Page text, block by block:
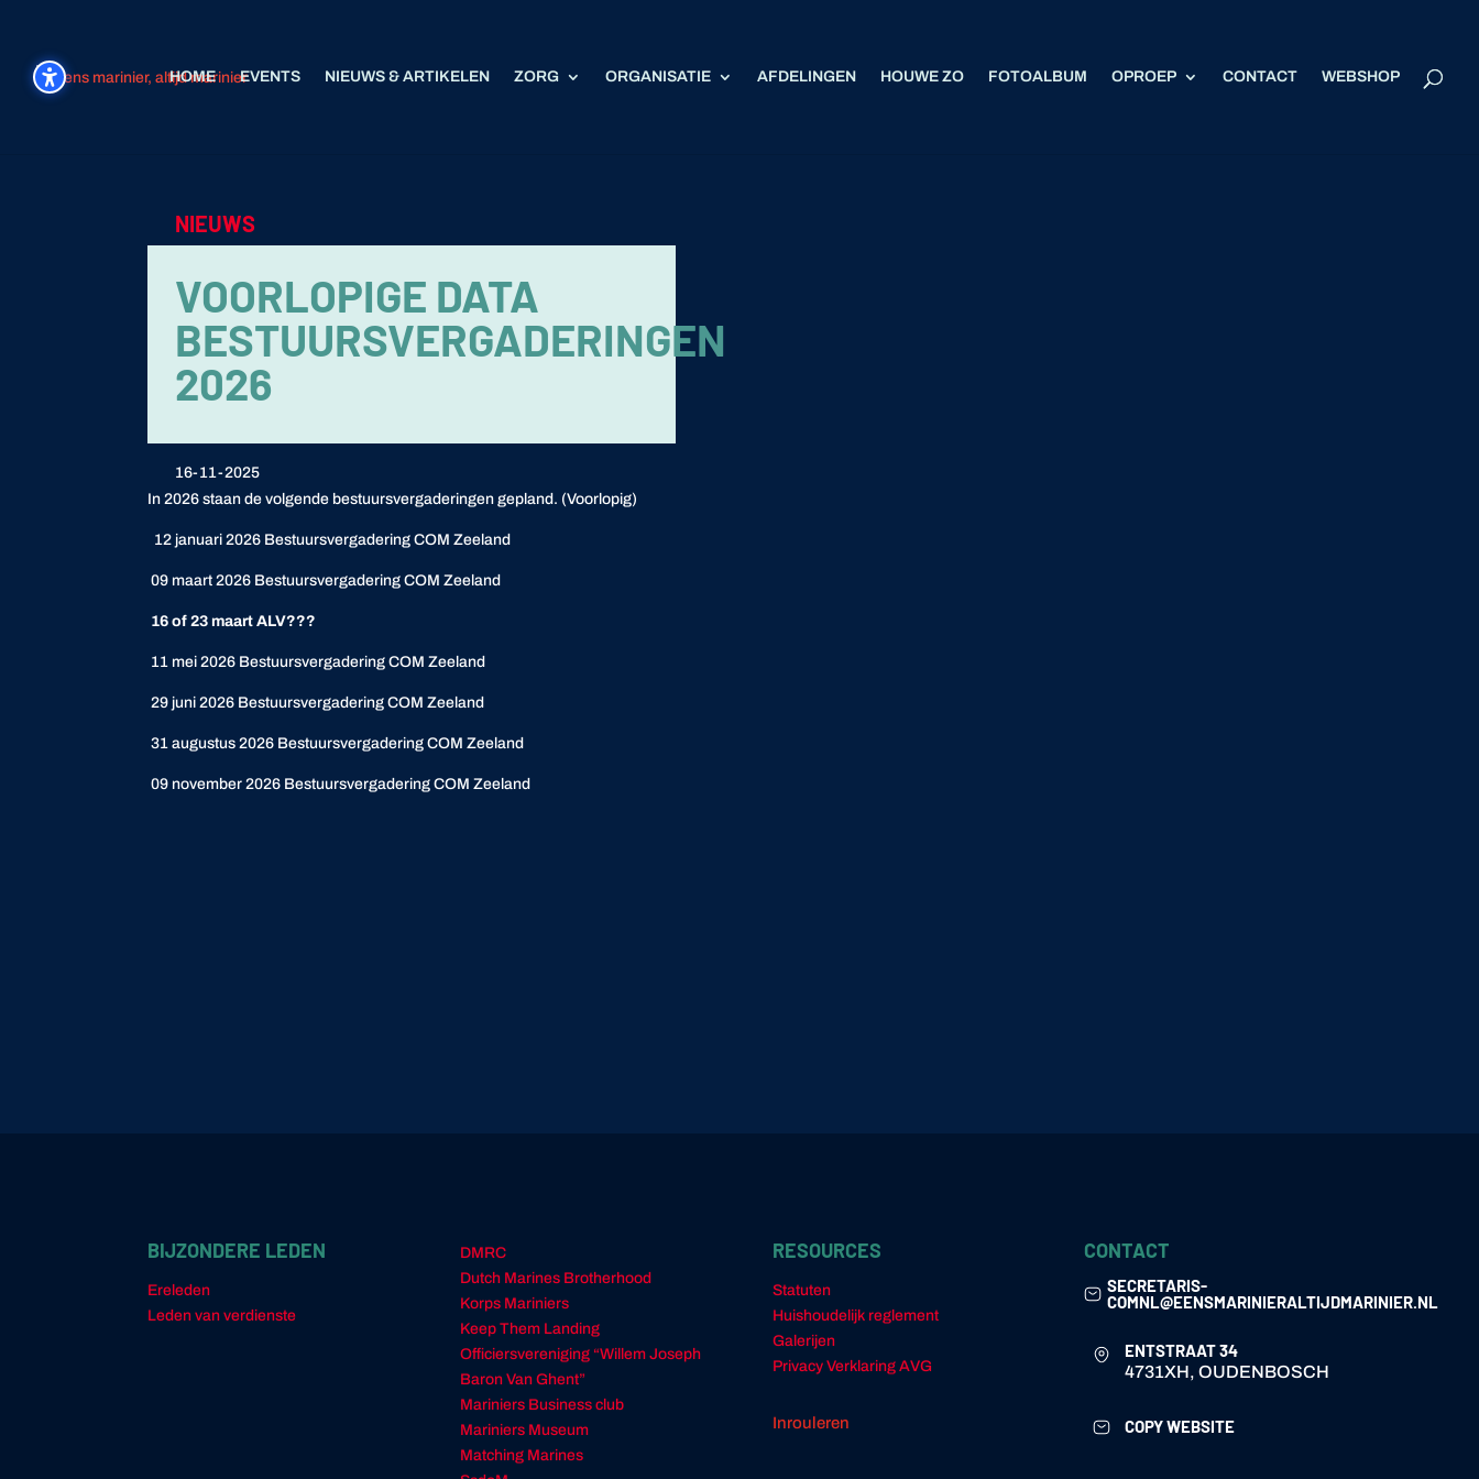
HOME EVENTS NIEUWS & ARTIKELEN ZORG ORGANISATIE AFDELINGEN HOUWE ZO FOTOALBUM OPROEP CONTACT WEBSHOP
NIEUWS
VOORLOPIGE DATA
BESTUURSVERGADERINGEN
2026
16-11-2025
In 2026 staan de volgende bestuursvergaderingen gepland. (Voorlopig)
12 januari 2026 Bestuursvergadering COM Zeeland
09 maart 2026 Bestuursvergadering COM Zeeland
16 of 23 maart ALV???
11 mei 2026 Bestuursvergadering COM Zeeland
29 juni 2026 Bestuursvergadering COM Zeeland
31 augustus 2026 Bestuursvergadering COM Zeeland
09 november 2026 Bestuursvergadering COM Zeeland
BIJZONDERE LEDEN
Ereleden
Leden van verdienste
DMRC
Dutch Marines Brotherhood
Korps Mariniers
Keep Them Landing
Officiersvereniging “Willem Joseph
Baron Van Ghent”
Mariniers Business club
Mariniers Museum
Matching Marines
RESOURCES
Statuten
Huishoudelijk reglement
Galerijen
Privacy Verklaring AVG
Inrouleren
CONTACT
SECRETARIS-
COMNL@EENSMARINIERALTIJDMARINIER.NL
ENTSTRAAT 34
4731XH, OUDENBOSCH
COPY WEBSITE